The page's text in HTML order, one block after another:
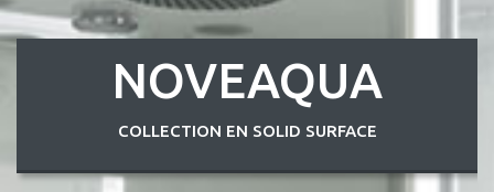
NOVEAQUA
COLLECTION EN SOLID SURFACE